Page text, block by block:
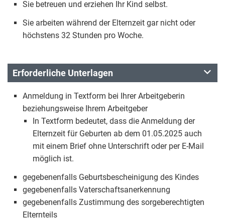
Sie betreuen und erziehen Ihr Kind selbst.
Sie arbeiten während der Elternzeit gar nicht oder
höchstens 32 Stunden pro Woche.
Erforderliche Unterlagen
Anmeldung in Textform bei Ihrer Arbeitgeberin
beziehungsweise Ihrem Arbeitgeber
In Textform bedeutet, dass die Anmeldung der
Elternzeit für Geburten ab dem 01.05.2025 auch
mit einem Brief ohne Unterschrift oder per E-Mail
möglich ist.
gegebenenfalls Geburtsbescheinigung des Kindes
gegebenenfalls Vaterschaftsanerkennung
gegebenenfalls Zustimmung des sorgeberechtigten
Elternteils